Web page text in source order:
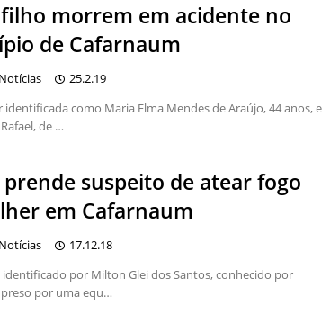
morrem em acidente no
de Cafarnaum
25.2.19
identificada como Maria Elma Mendes de Araújo, 44 anos, e
de …
prende suspeito de atear fogo
em Cafarnaum
17.12.18
por Milton Glei dos Santos, conhecido por
por uma equ…